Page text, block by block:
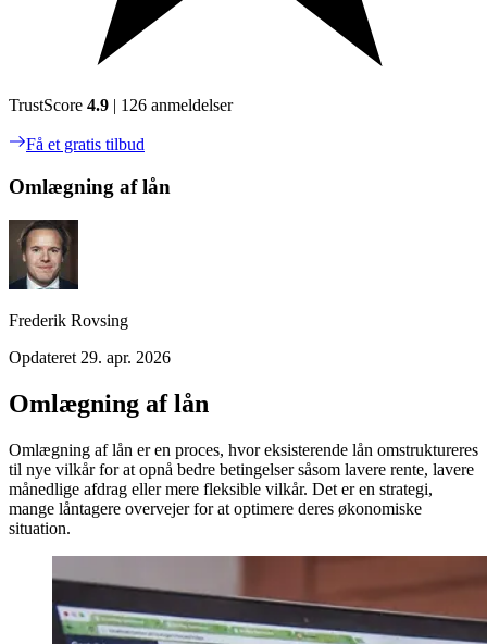
TrustScore 4.9 | 126 anmeldelser
Få et gratis tilbud
Omlægning af lån
Frederik Rovsing
Opdateret 29. apr. 2026
Omlægning af lån
Omlægning af lån er en proces, hvor eksisterende lån omstruktureres
til nye vilkår for at opnå bedre betingelser såsom lavere rente, lavere
månedlige afdrag eller mere fleksible vilkår. Det er en strategi,
mange låntagere overvejer for at optimere deres økonomiske
situation.